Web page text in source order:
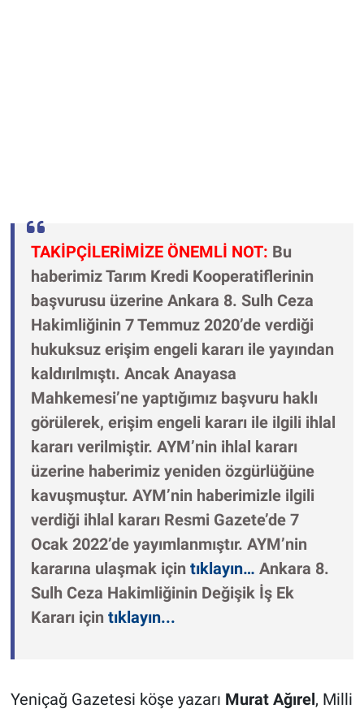
TAKİPÇİLERİMİZE ÖNEMLİ NOT: Bu
haberimiz Tarım Kredi Kooperatiflerinin
başvurusu üzerine Ankara 8. Sulh Ceza
Hakimliğinin 7 Temmuz 2020’de verdiği
hukuksuz erişim engeli kararı ile yayından
kaldırılmıştı. Ancak Anayasa
Mahkemesi’ne yaptığımız başvuru haklı
görülerek, erişim engeli kararı ile ilgili ihlal
kararı verilmiştir. AYM’nin ihlal kararı
üzerine haberimiz yeniden özgürlüğüne
kavuşmuştur. AYM’nin haberimizle ilgili
verdiği ihlal kararı Resmi Gazete’de 7
Ocak 2022’de yayımlanmıştır. AYM’nin
kararına ulaşmak için tıklayın… Ankara 8.
Sulh Ceza Hakimliğinin Değişik İş Ek
Kararı için tıklayın...
Yeniçağ Gazetesi köşe yazarı Murat Ağırel, Milli